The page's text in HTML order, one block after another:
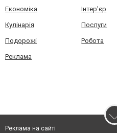
Економіка Інтер'єр
Кулінарія Послуги
Подорожі Робота
Реклама
Реклама на сайті